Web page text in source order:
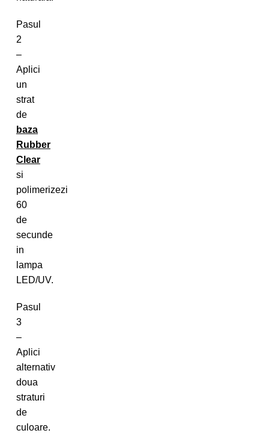
Pasul
2
–
Aplici
un
strat
de
baza
Rubber
Clear
si
polimerizezi
60
de
secunde
in
lampa
LED/UV.
Pasul
3
–
Aplici
alternativ
doua
straturi
de
culoare.